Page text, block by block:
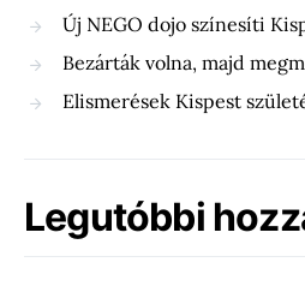
Új NEGO dojo színesíti
Bezárták volna, majd
Elismerések Kispest
Legutóbbi